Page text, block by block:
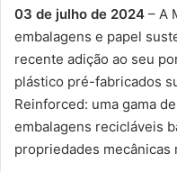
03 de julho de 2024 – A
embalagens e papel
recente adição ao seu
plástico pré-fabricados
Reinforced: uma gama
embalagens recicláveis
propriedades mecânicas